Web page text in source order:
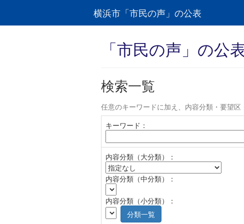
横浜市「市民の声」の公表
「市民の声」の公
検索一覧
任意のキーワードに加え、内容分類・要望
キーワード：
内容分類（大分類）：
内容分類（中分類）：
内容分類（小分類）：
分類一覧